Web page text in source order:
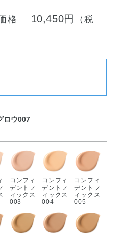
格 10,450円
（税
ロウ007
コンフィ
デントフ
ィックス
003
コンフィ
デントフ
ィックス
004
コンフィ
デントフ
ィックス
005